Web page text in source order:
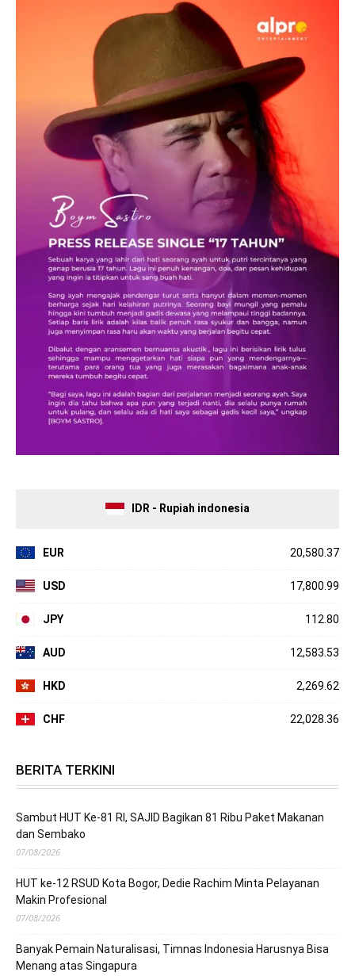
IDR - Rupiah indonesia
EUR 20,580.37
USD 17,800.99
JPY 112.80
AUD 12,583.53
HKD 2,269.62
CHF 22,028.36
BERITA TERKINI
Sambut HUT Ke-81 RI, SAJID Bagikan 81 Ribu Paket Makanan
dan Sembako
07/08/2026
HUT ke-12 RSUD Kota Bogor, Dedie Rachim Minta Pelayanan
Makin Profesional
07/08/2026
Banyak Pemain Naturalisasi, Timnas Indonesia Harusnya Bisa
Menang atas Singapura